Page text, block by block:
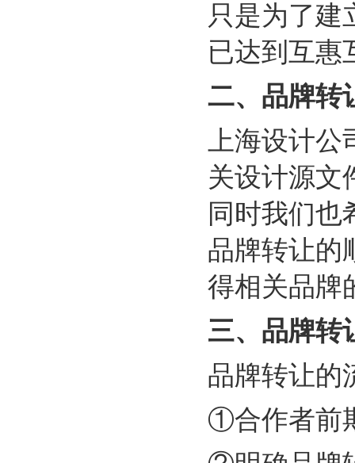
只是为了建
已达到互惠
二、 品牌转
上海设计
关设计源文
同时我们也
品牌转让的
得相关品牌
三、 品牌转
品牌转让的
①合作者前